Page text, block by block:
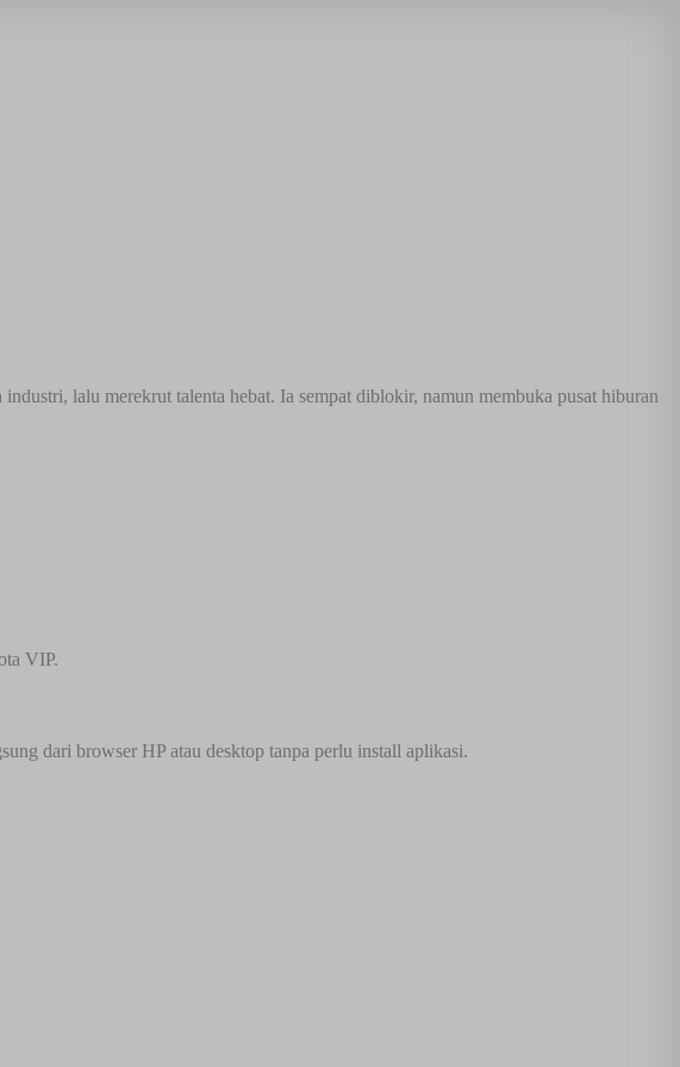
lalu merekrut talenta hebat. Ia sempat diblokir, namun membuka pusat hiburan
VIP.
dari browser HP atau desktop tanpa perlu install aplikasi.